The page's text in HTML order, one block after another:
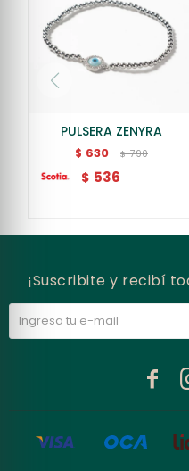
PULSERA ZENYRA
$ 630 $ 790
$ 536
¡Suscribite y recibí
